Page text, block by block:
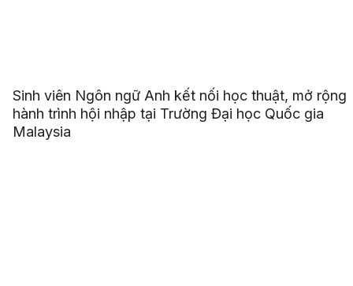
Sinh viên Ngôn ngữ Anh kết nối học thuật, mở rộng
hành trình hội nhập tại Trường Đại học Quốc gia
Malaysia